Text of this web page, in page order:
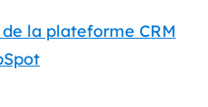
la plateforme CRM